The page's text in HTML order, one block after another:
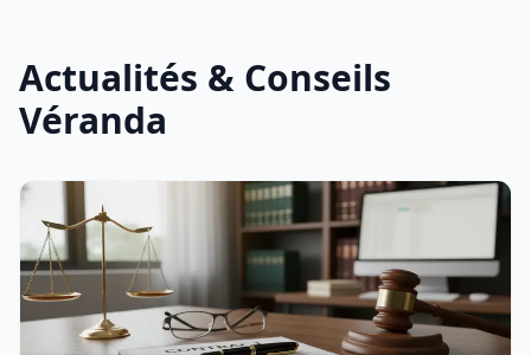
Actualités & Conseils
Véranda